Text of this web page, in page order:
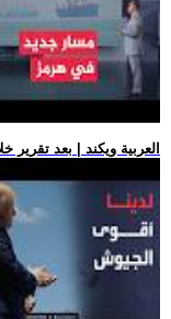
.. العربية ويكند | بعد